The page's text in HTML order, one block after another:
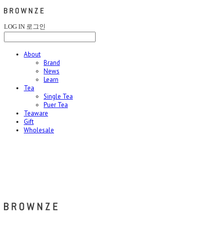
LOG IN 로그인
About
Brand
News
Learn
Tea
Single Tea
Puer Tea
Teaware
Gift
Wholesale